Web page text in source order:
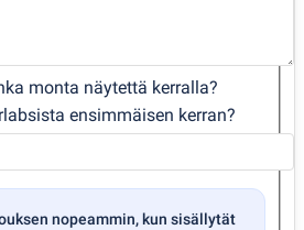
monta näytettä kerralla?
ensimmäisen kerran?
nopeammin, kun sisällytät